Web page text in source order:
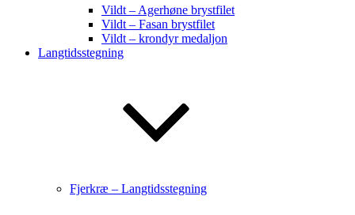
Vildt – Agerhøne brystfilet
Vildt – Fasan brystfilet
Vildt – krondyr medaljon
Langtidsstegning
Fjerkræ – Langtidsstegning